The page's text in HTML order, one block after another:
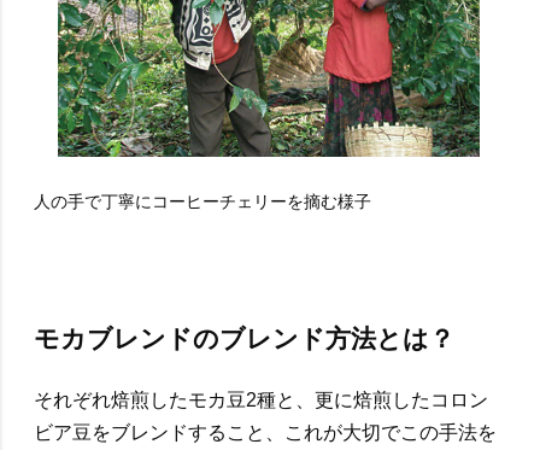
人の手で丁寧にコーヒーチェリーを摘む様子
モカブレンドのブレンド方法とは？
それぞれ焙煎したモカ豆2種と、更に焙煎したコロン
ビア豆をブレンドすること、これが大切でこの手法を